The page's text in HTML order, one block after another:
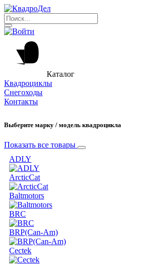
Каталог
Квадроциклы
Снегоходы
Контакты
Выберите марку / модель квадроцикла
Показать все товары
ADLY
ArcticCat
Baltmotors
BRC
BRP(Can-Am)
Cectek